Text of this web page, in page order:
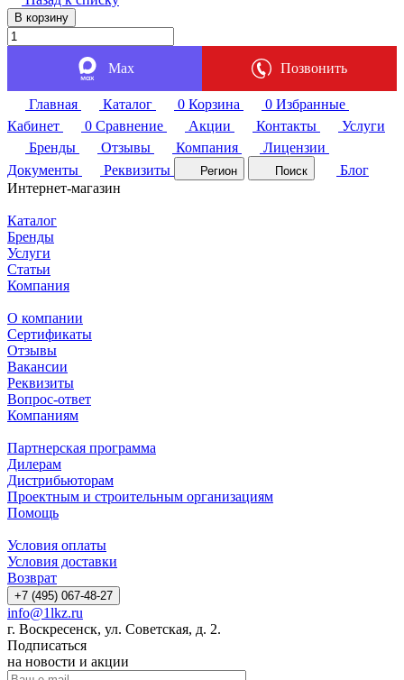
В корзину
Max Позвонить
Главная Каталог 0 Корзина 0 Избранные
Кабинет
0 Сравнение Акции Контакты
Услуги
Бренды
Отзывы Компания
Лицензии
Документы
Реквизиты Регион Поиск
Блог
Интернет-магазин
Каталог
Бренды
Услуги
Статьи
Компания
О компании
Сертификаты
Отзывы
Вакансии
Реквизиты
Вопрос-ответ
Компаниям
Партнерская программа
Дилерам
Дистрибьюторам
Проектным и строительным организациям
Помощь
Условия оплаты
Условия доставки
Возврат
+7 (495) 067-48-27
info@1lkz.ru
г. Воскресенск, ул. Советская, д. 2.
Подписаться
на новости и акции